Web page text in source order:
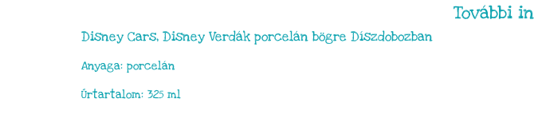
További
Disney Cars, Disney Verdák porcelán bögre Díszdobozban
Anyaga: porcelán
Űrtartalom: 325 ml